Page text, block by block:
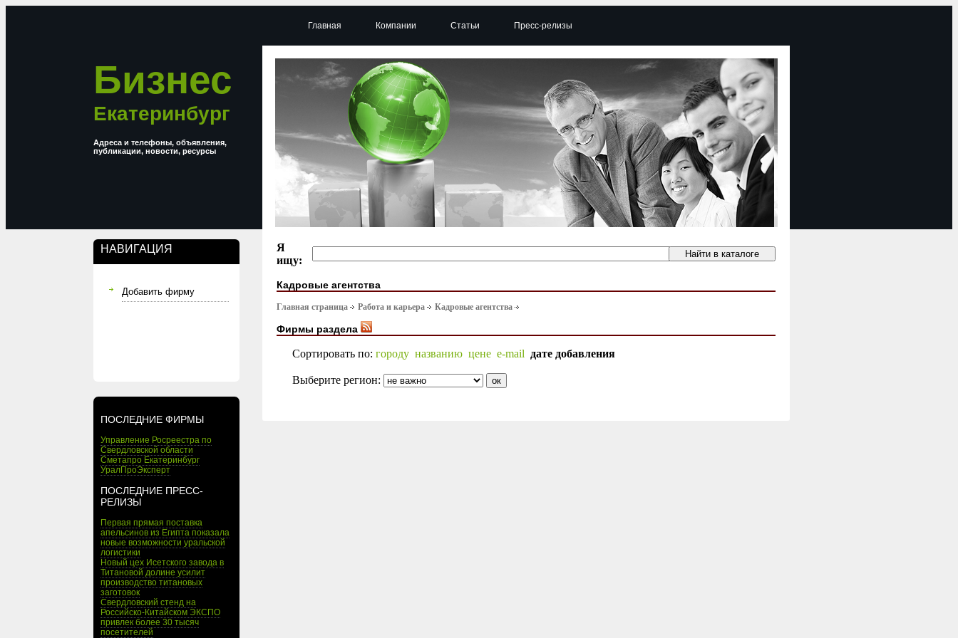
Бизнес
Екатеринбург
Адреса и телефоны, объявления,
публикации, новости, ресурсы
НАВИГАЦИЯ
Добавить фирму
ПОСЛЕДНИЕ ФИРМЫ
Управление Росреестра по
Свердловской области
Сметапро Екатеринбург
УралПроЭксперт
ПОСЛЕДНИЕ ПРЕСС-
РЕЛИЗЫ
Первая прямая поставка
апельсинов из Египта показала
новые возможности уральской
логистики
Новый цех Исетского завода в
Титановой долине усилит
производство титановых
заготовок
Свердловский стенд на
Российско-Китайском ЭКСПО
привлек более 30 тысяч
посетителей
Главная Компании Статьи Пресс-релизы
Я
ищу:
Кадровые агентства
Главная страница Работа и карьера Кадровые агентства
Фирмы раздела
Сортировать по: городу названию цене e-mail дате добавления
Выберите регион: